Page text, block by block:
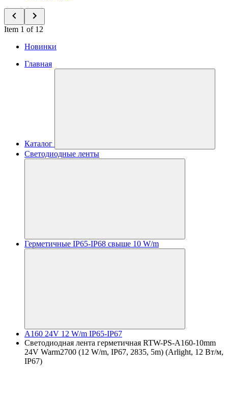
Item 1 of 12
Новинки
Главная
Каталог
Светодиодные ленты
Герметичные IP65-IP68 свыше 10 W/m
A160 24V 12 W/m IP65-IP67
Светодиодная лента герметичная RTW-PS-A160-10mm
24V Warm2700 (12 W/m, IP67, 2835, 5m) (Arlight, 12 Вт/м,
IP67)